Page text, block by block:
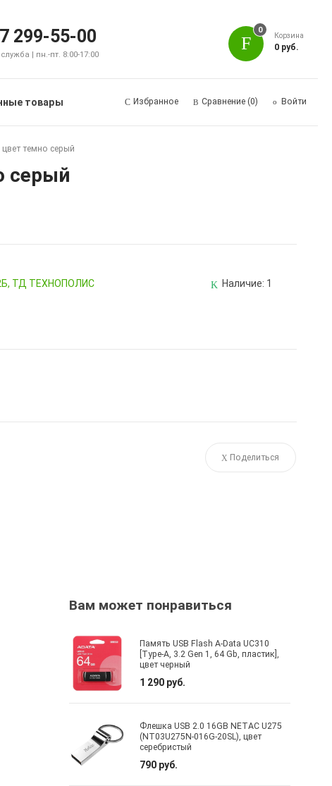
299-55-00
| пн.-пт. 8:00-17:00
0
Корзина
0 руб.
товары Избранное Сравнение (0) Войти
темно серый
серый
2Б, ТД ТЕХНОПОЛИС Наличие: 1
Поделиться
Вам может понравиться
Память USB Flash A-Data UC310
[Type-A, 3.2 Gen 1, 64 Gb, пластик],
цвет черный
1 290 руб.
Флешка USB 2.0 16GB NETAC U275
(NT03U275N-016G-20SL), цвет
серебристый
790 руб.